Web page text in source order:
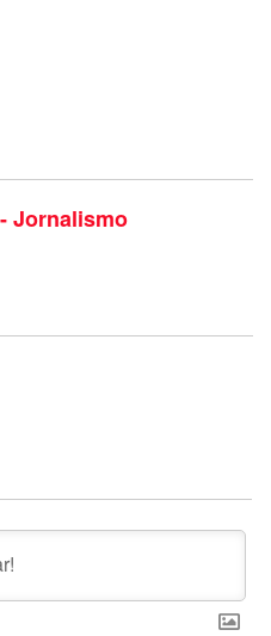
Jornalismo